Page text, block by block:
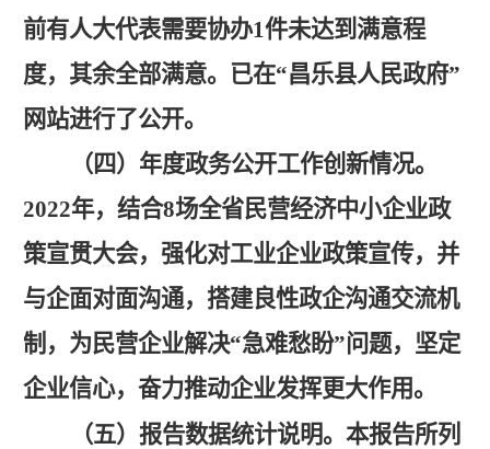
前有人大代表需要协办1件未达到满意程
度，其余全部满意。已在“昌乐县人民政府”
网站进行了公开。
（四）年度政务公开工作创新情况。
2022年，结合8场全省民营经济中小企业政
策宣贯大会，强化对工业企业政策宣传，并
与企面对面沟通，搭建良性政企沟通交流机
制，为民营企业解决“急难愁盼”问题， 坚定
企业信心， 奋力推动企业发挥更大作用。
（五）报告数据统计说明。 本报告所列